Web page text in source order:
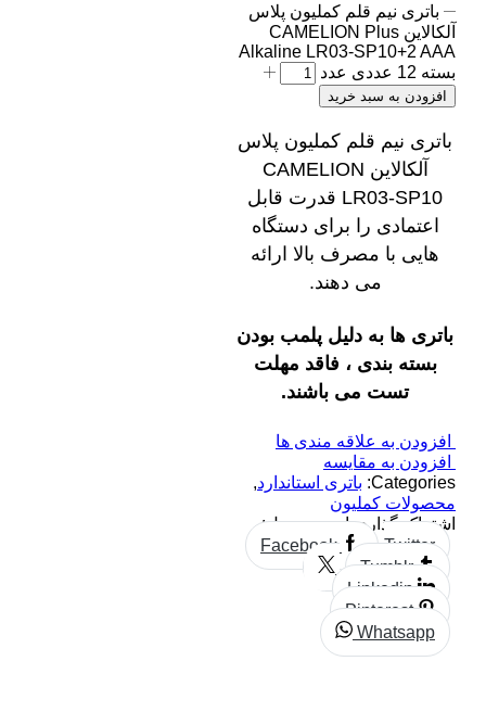
باتری نیم قلم کملیون پلاس
آلکالاین CAMELION Plus
Alkaline LR03-SP10+2 AAA
بسته 12 عددی عدد
افزودن به سبد خرید
باتری نیم قلم کملیون پلاس
آلکالاین CAMELION
LR03-SP10 قدرت قابل
اعتمادی را برای دستگاه
هایی با مصرف بالا ارائه
می دهند.
باتری ها به دلیل پلمب بودن
بسته بندی ، فاقد مهلت
تست می باشند.
افزودن به علاقه مندی ها
افزودن به مقایسه
Categories: باتری استاندارد,
محصولات کملیون
اشتراک گذاری این محصول:
Facebook
Twitter
Tumblr
Linkedin
Pinterest
Whatsapp